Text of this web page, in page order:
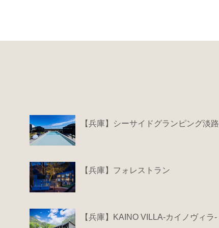
【兵庫】シーサイドグランピング淡路
【兵庫】フォレストラン
【兵庫】KAINO VILLA-カイノヴィラ-